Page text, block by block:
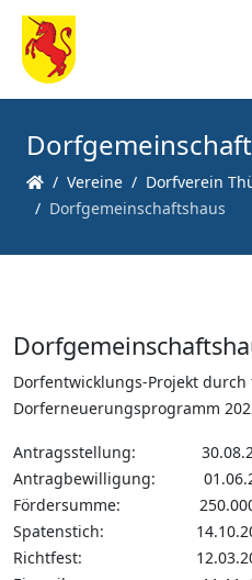
Vereine
Dorfverein
Dorfgemeinschaftshaus
Dorfentwicklungs-Projekt
Dorferneuerungsprogramm
Antragsstellung:
Antragbewilligung:
Fördersumme: 250.000
Spatenstich:
Richtfest: